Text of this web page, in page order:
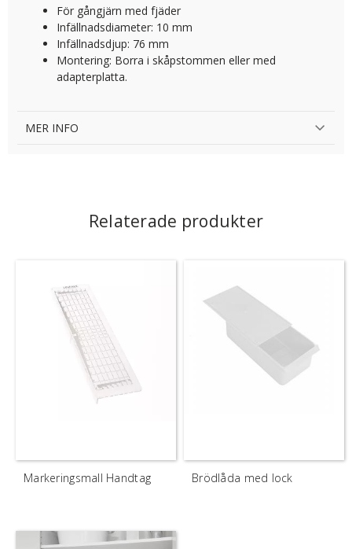
För gångjärn med fjäder
Infällnadsdiameter: 10 mm
Infällnadsdjup: 76 mm
Montering: Borra i skåpstommen eller med
adapterplatta.
MER INFO
Relaterade produkter
Markeringsmall Handtag Brödlåda med lock